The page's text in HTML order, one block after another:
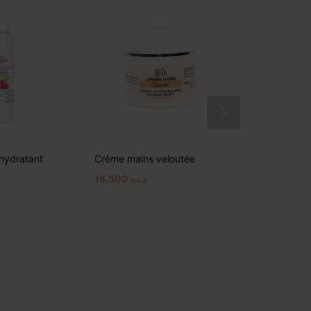
Crème mains veloutée
د.ت